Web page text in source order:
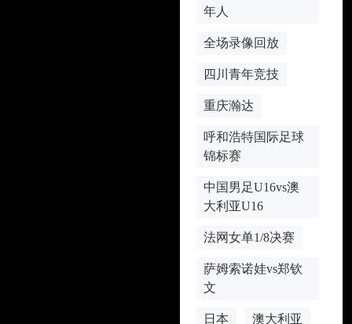
年人
全场录像回放
四川青年竞技
重庆瀚达
呼和浩特国际足球
锦标赛
中国男足U16vs澳
大利亚U16
法网女单1/8决赛
萨姆索诺娃vs郑钦
文
日本 澳大利亚